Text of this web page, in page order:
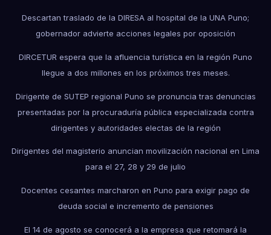
Descartan traslado de la DIRESA al hospital de la UNA Puno;
gobernador advierte acciones legales por oposición
DIRCETUR espera que la afluencia turística en la región Puno
llegue a dos millones en los próximos tres meses.
Dirigente de SUTEP regional Puno se pronuncia tras denuncias
presentadas por la procuraduría pública especializada contra
dirigentes y autoridades electas de la región
Dirigentes del magisterio anuncian movilización nacional en Lima
para el 27, 28 y 29 de julio
Docentes cesantes marcharon en Puno para exigir pago de
deuda social e incremento de pensiones
El 14 de agosto se conocerá a la empresa que retomará la